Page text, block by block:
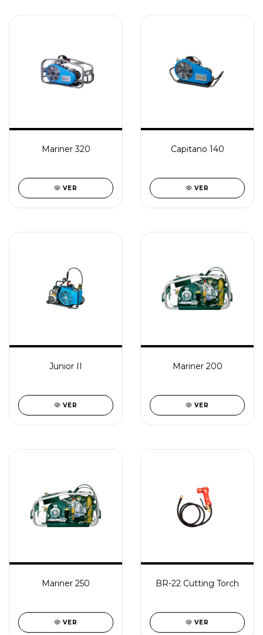
Mariner 320
VER
Capitano 140
VER
Junior II
VER
Mariner 200
VER
Mariner 250
VER
BR-22 Cutting Torch
VER